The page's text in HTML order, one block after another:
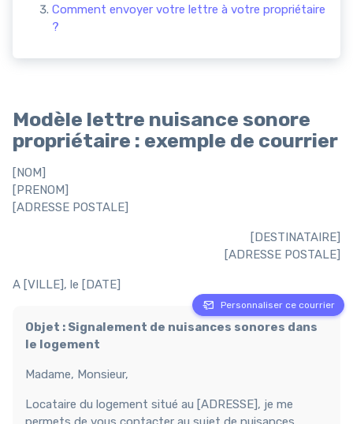
Comment envoyer votre lettre à votre propriétaire
?
Modèle lettre nuisance sonore
propriétaire : exemple de courrier
[NOM]
[PRENOM]
[ADRESSE POSTALE]
[DESTINATAIRE]
[ADRESSE POSTALE]
A [VILLE], le [DATE]
Personnaliser ce courrier
Objet : Signalement de nuisances sonores dans
le logement
Madame, Monsieur,
Locataire du logement situé au [ADRESSE], je me